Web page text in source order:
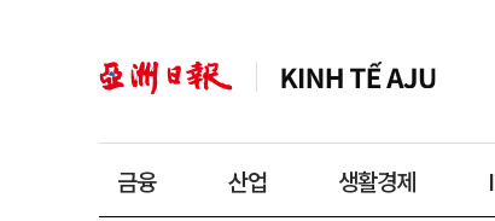
금융 산업 생활경제